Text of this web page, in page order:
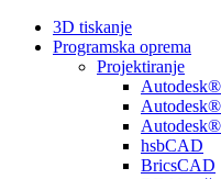
3D tiskanje
Programska oprema
Projektiranje
hsbCAD
BricsCAD